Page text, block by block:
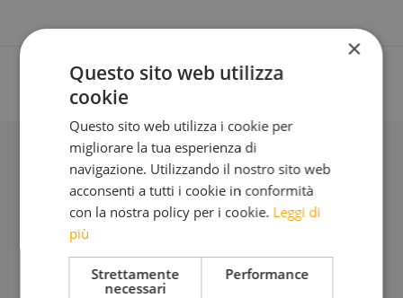
BLOG
Iscriviti alla mia Newsletter
Bimensile
×
Questo sito web utilizza
cookie
Questo sito web utilizza i cookie per
migliorare la tua esperienza di
navigazione. Utilizzando il nostro sito web
acconsenti a tutti i cookie in conformità
con la nostra policy per i cookie. Leggi di
più
Strettamente
necessari
Performance